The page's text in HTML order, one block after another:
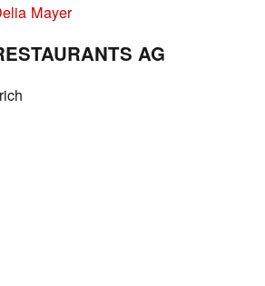
Mayer
AG